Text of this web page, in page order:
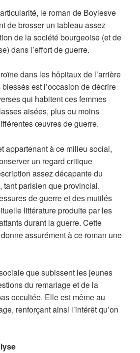
le roman de Boylesve
de brosser un tableau assez
de la société bourgeoise (et de
dans l’effort de guerre.
dans les hôpitaux de l’arrière
est l’occasion de décrire
qui habitent ces femmes
aisées, plus ou moins
œuvres de guerre.
appartenant à ce milieu social,
un regard critique
assez décapante du
tant parisien que provincial.
de guerre et des mutilés
littérature produite par les
durant la guerre. Cette
assurément à ce roman une
que subissent les jeunes
du remariage et de la
occultée. Elle est même au
renforçant ainsi l’intérêt qu’on